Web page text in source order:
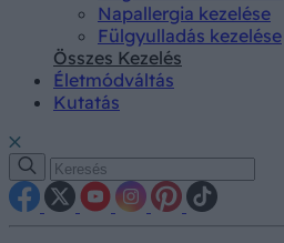
Napallergia kezelése
Fülgyulladás kezelése
Összes Kezelés
Életmódváltás
Kutatás